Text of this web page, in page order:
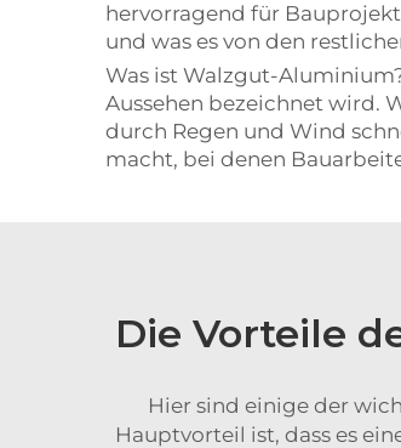
hervorragend für
und was es von den
Was ist Walzgut-
Aussehen bezeichnet wird.
durch Regen und Wind
macht, bei denen
Die Vorteile
Hier sind einige der
Hauptvorteil ist, dass es